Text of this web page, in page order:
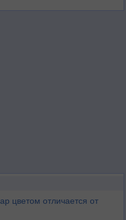
цветом отличается от